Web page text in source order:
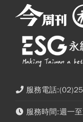
服務電話
服務時間:週一